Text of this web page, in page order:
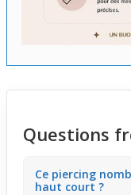
Questions
Ce piercing
haut court ?